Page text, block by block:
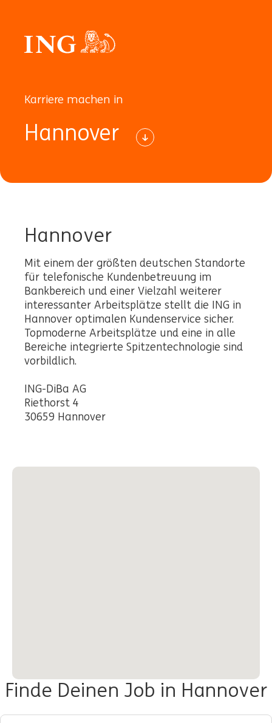
Karriere machen in
Hannover
Hannover
Mit einem der größten deutschen Standorte
für telefonische Kundenbetreuung im
Bankbereich und einer Vielzahl weiterer
interessanter Arbeitsplätze stellt die ING in
Hannover optimalen Kundenservice sicher.
Topmoderne Arbeitsplätze und eine in alle
Bereiche integrierte Spitzentechnologie sind
vorbildlich.
ING-DiBa AG
Riethorst 4
30659 Hannover
Finde Deinen Job in Hannover